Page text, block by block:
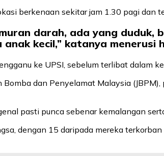
berkenaan sekitar jam 1.30 pagi
darah, ada yang
kecil,” katanya menerusi
ke UPSI, sebelum terlibat dalam
dan Penyelamat Malaysia
pasti punca sebenar kemalangan
dengan 15 daripada mereka